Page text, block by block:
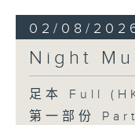
02/08/
Night
足本 Full
第一部份